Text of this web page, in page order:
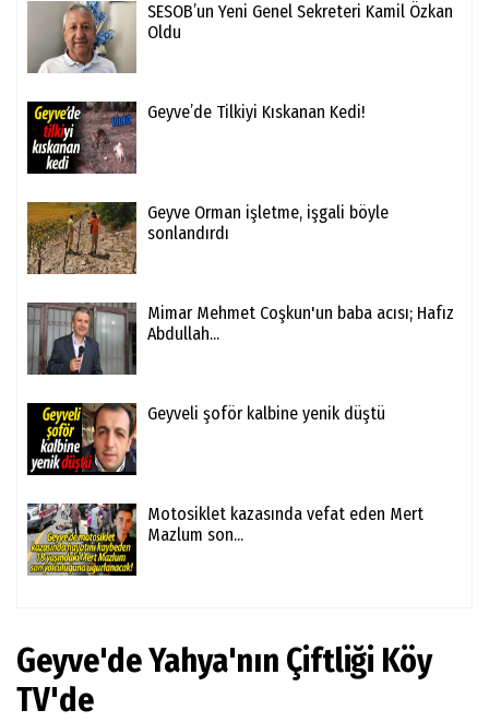
SESOB’un Yeni Genel Sekreteri Kamil Özkan
Oldu
Geyve’de Tilkiyi Kıskanan Kedi!
Geyve Orman işletme, işgali böyle
sonlandırdı
Mimar Mehmet Coşkun'un baba acısı; Hafız
Abdullah...
Geyveli şoför kalbine yenik düştü
Motosiklet kazasında vefat eden Mert
Mazlum son...
Geyve'de Yahya'nın Çiftliği Köy
TV'de